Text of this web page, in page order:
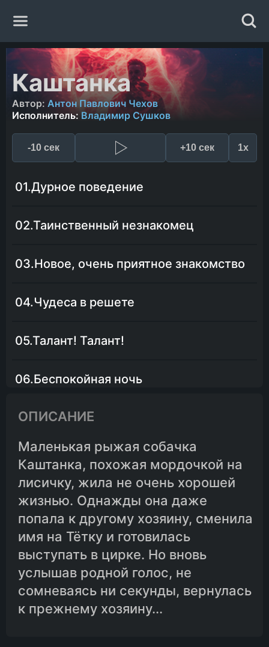
Главная
Жанры
Авторы
Исполнители
Каштанка
Автор: Антон Павлович Чехов
Исполнитель: Владимир Сушков
-10 сек +10 сек 1x
01.Дурное поведение
02.Таинственный незнакомец
03.Новое, очень приятное знакомство
04.Чудеса в решете
05.Талант! Талант!
06.Беспокойная ночь
07.Неудачный дебют
ОПИСАНИЕ
Маленькая рыжая собачка
Каштанка, похожая мордочкой на
лисичку, жила не очень хорошей
жизнью. Однажды она даже
попала к другому хозяину, сменила
имя на Тётку и готовилась
выступать в цирке. Но вновь
услышав родной голос, не
сомневаясь ни секунды, вернулась
к прежнему хозяину...